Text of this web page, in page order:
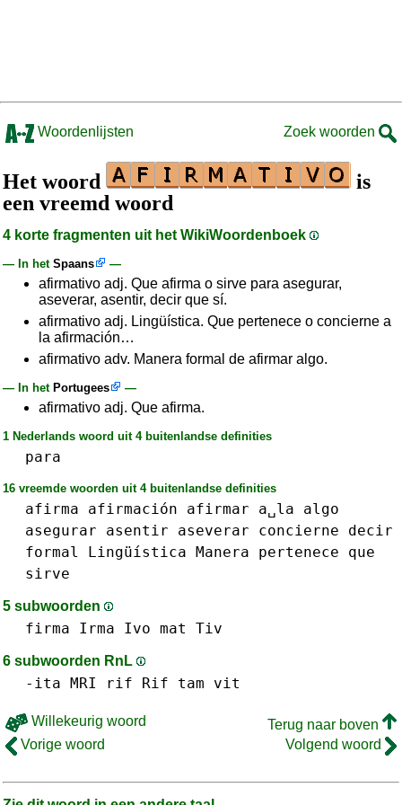
Woordenlijsten Zoek woorden
Het woord
is
een vreemd woord
4 korte fragmenten uit het WikiWoordenboek
— In het Spaans —
afirmativo adj. Que afirma o sirve para asegurar,
aseverar, asentir, decir que sí.
afirmativo adj. Lingüística. Que pertenece o concierne a
la afirmación…
afirmativo adv. Manera formal de afirmar algo.
— In het Portugees —
afirmativo adj. Que afirma.
1 Nederlands woord uit 4 buitenlandse definities
para
16 vreemde woorden uit 4 buitenlandse definities
afirma afirmación afirmar a␣la
algo
asegurar
asentir aseverar concierne
decir
formal
Lingüística Manera pertenece
que
sirve
5 subwoorden
firma Irma Ivo mat Tiv
6 subwoorden RnL
-ita MRI rif Rif tam vit
Willekeurig woord
Terug naar boven
Vorige woord
Volgend woord